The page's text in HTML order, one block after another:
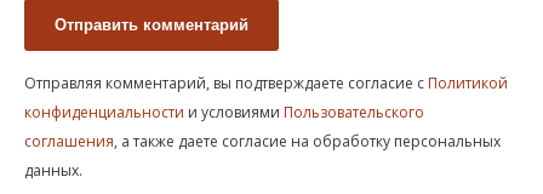
Отправляя комментарий, вы подтверждаете согласие с Политикой
конфиденциальности и условиями Пользовательского
соглашения, а также даете согласие на обработку персональных
данных.